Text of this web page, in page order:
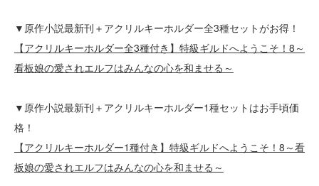
▼原作小説最新刊＋アクリルキーホルダー全3種セットがお得！
【アクリルキーホルダー全3種付き】特級ギルドへようこそ！8～
看板娘の愛されエルフはみんなの心を和ませる～
▼原作小説最新刊＋アクリルキーホルダー1種セットはお手頃価
格！
【アクリルキーホルダー1種付き】特級ギルドへようこそ！8～看
板娘の愛されエルフはみんなの心を和ませる～